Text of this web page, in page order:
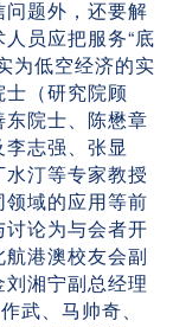
题外，还要解
员应把服务“底
为低空经济的实
（研究院顾
院士、陈懋章
志强、张显
汀等专家教授
域的应用等前
论为与会者开
港澳校友会副
湘宁副总经理
武、马帅奇、